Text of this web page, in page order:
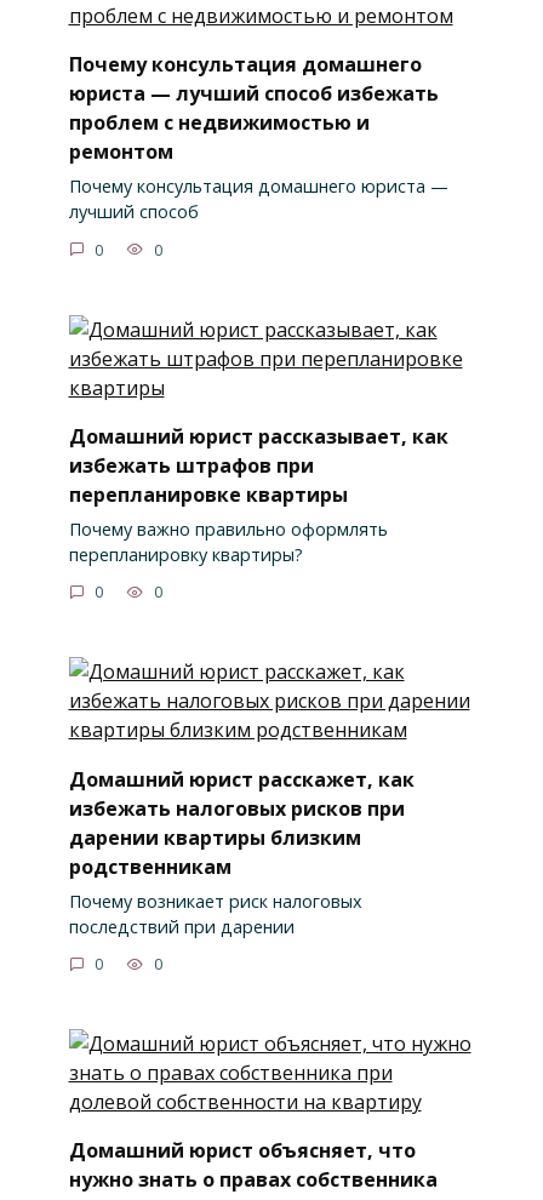
Почему консультация домашнего
юриста — лучший способ избежать
проблем с недвижимостью и
ремонтом
Почему консультация домашнего юриста —
лучший способ
0 0
Домашний юрист рассказывает, как
избежать штрафов при
перепланировке квартиры
Почему важно правильно оформлять
перепланировку квартиры?
0 0
Домашний юрист расскажет, как
избежать налоговых рисков при
дарении квартиры близким
родственникам
Почему возникает риск налоговых
последствий при дарении
0 0
Домашний юрист объясняет, что
нужно знать о правах собственника